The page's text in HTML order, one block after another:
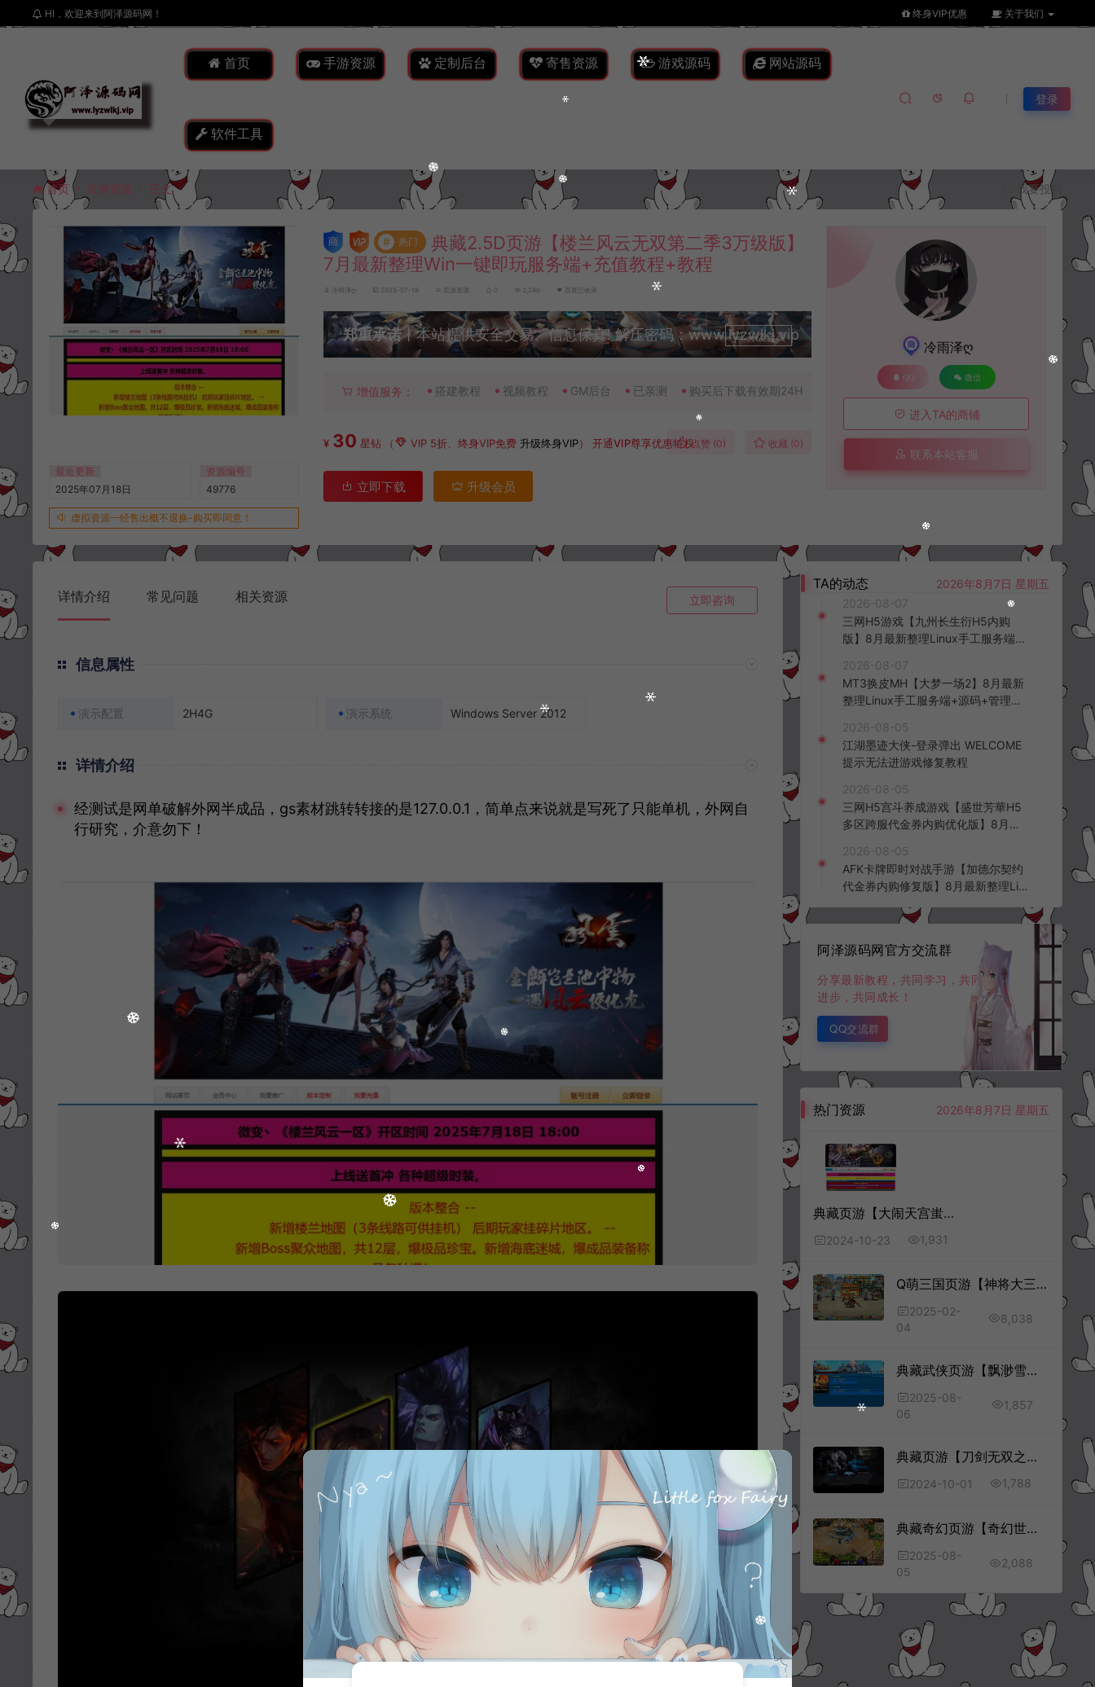
HI，欢迎来到阿泽源码网！ 终身VIP优惠 关于我们
首页 手游资源 定制后台 寄售资源 游戏源码 网站源码
软件工具
登录
首页 页游资源 正文 我要投稿
最近更新
2025年07月18日
资源编号
49776
虚拟资源一经售出概不退换-购买即同意！
# 热门
典藏2.5D页游【楼兰风云无双第二季3万级版】
7月最新整理Win一键即玩服务端+充值教程+教程
冷雨泽ღ 2025-07-18 页游资源 0 2,240 百度已收录
郑重承诺丨本站提供安全交易、信息保真! 解压密码：www.lyzwlkj.vip
升级会员
增值服务： 搭建教程 视频教程 GM后台 已亲测 购买后下载有效期24H
¥ 30 星钻 （ VIP 5折、终身VIP免费 升级终身VIP）开通VIP尊享优惠特权点赞 (0) 收藏 (0)
立即下载 升级会员
冷雨泽ღ
QQ 微信
进入TA的商铺
联系本站客服
详情介绍 常见问题 相关资源 立即咨询
信息属性
演示配置 2H4G 演示系统 Windows Server 2012
详情介绍
经测试是网单破解外网半成品，gs素材跳转转接的是127.0.0.1，简单点来说就是写死了只能单机，外网自
行研究，介意勿下！
TA的动态
2026年8月7日 星期五
2026-08-07
三网H5游戏【九州长生衍H5内购
版】8月最新整理Linux手工服务端
客户端+详细搭建教程+视频教程
2026-08-07
MT3换皮MH【大梦一场2】8月最新
整理Linux手工服务端+源码+管理后
频教程
2026-08-05
江湖墨迹大侠-登录弹出 WELCOME
提示无法进游戏修复教程
2026-08-05
三网H5宫斗养成游戏【盛世芳華H5
多区跨服代金券内购优化版】8月最
台+全资源安卓+详细搭建教程+视频
教程
2026-08-05
AFK卡牌即时对战手游【加德尔契约
代金券内购修复版】8月最新整理Lin
K授权后台+安卓苹果双端+详细搭建
阿泽源码网官方交流群
分享最新教程，共同学习，共同
进步，共同成长！
QQ交流群
热门资源 2026年8月7日 星期五
典藏页游【大闹天宫蚩尤版】10月最新整理Win一键服务端+管理后台+GM工具+详细外网搭建教程
2024-10-23 1,931
Q萌三国页游【神将大三国OL】2月最新整理Linux手工服务端+货币修改教程+详细外网搭建教程
2025-02-
04
8,038
典藏武侠页游【飘渺雪域商业版】8月最新整理Win一键服务端+充值教程+详细外网搭建教程
2025-08-
06
1,857
典藏页游【刀剑无双之十代仙神器】9月最新整理Win一键服务端+GM工具+详细外网搭建教程
2024-10-01 1,788
典藏奇幻页游【奇幻世界】8月最新整理Win一键服务端+详细外网搭建教程
2025-08-
05
2,088